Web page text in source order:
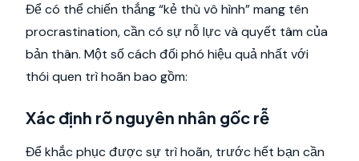
Để có thể chiến thắng “kẻ thù vô hình” mang tên
procrastination, cần có sự nỗ lực và quyết tâm của
bản thân. Một số cách đối phó hiệu quả nhất với
thói quen trì hoãn bao gồm:
Xác định rõ nguyên nhân gốc rễ
Để khắc phục được sự trì hoãn, trước hết bạn cần